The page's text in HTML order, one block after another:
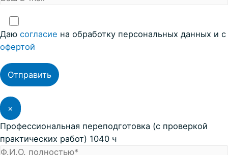
Даю согласие на обработку персональных данных и с
офертой
×
Профессиональная переподготовка (с проверкой
практических работ) 1040 ч